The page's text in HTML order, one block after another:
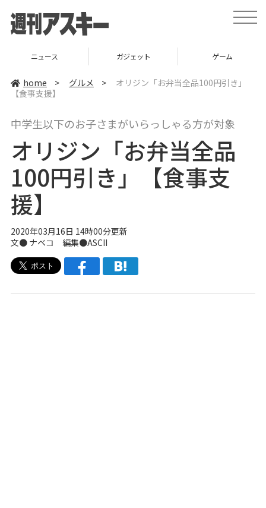
t
o
ニュース ガジェット ゲーム
home > グルメ >
オリジン「お弁当全品100円引き」
【食事支援】
中学生以下のお子さまがいらっしゃる方が対象
オリジン「お弁当全品
100円引き」【食事支
援】
2020年03月16日 14時00分更新
文● ナベコ 編集●ASCII